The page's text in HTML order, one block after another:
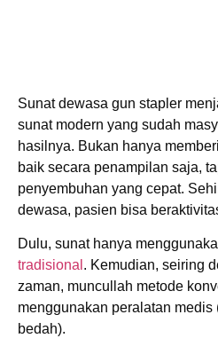
Sunat dewasa gun stapler
sunat modern yang sudah
hasilnya. Bukan hanya
baik secara penampilan saja,
penyembuhan yang cepat.
dewasa, pasien bisa
Dulu, sunat hanya
tradisional . Kemudian, seiring
zaman, muncullah metode
menggunakan peralatan medis
bedah).